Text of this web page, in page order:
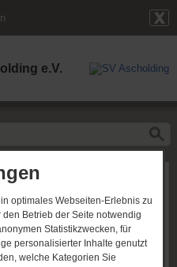
optimales Webseiten-Erlebnis zu
Betrieb der Seite notwendig
Statistikzwecken, für
personalisierter Inhalte genutzt
welche Kategorien Sie
e.V.